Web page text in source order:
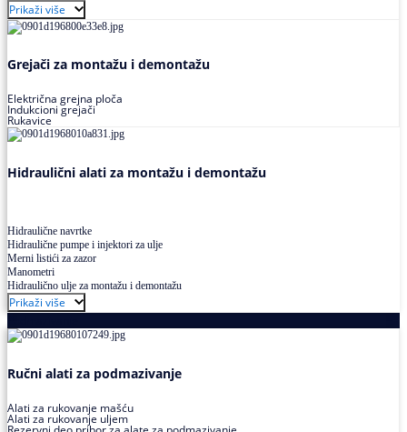
Prikaži više
Grejači za montažu i demontažu
Električna grejna ploča
Indukcioni grejači
Rukavice
Hidraulični alati za montažu i demontažu
Hidraulične navrtke
Hidraulične pumpe i injektori za ulje
Merni listići za zazor
Manometri
Hidraulično ulje za montažu i demontažu
Prikaži više
Ručni alati za podmazivanje
Alati za rukovanje mašću
Alati za rukovanje uljem